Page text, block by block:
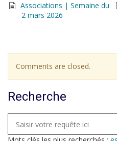
Associations | Semaine du
2 mars 2026
Comments are closed.
Recherche